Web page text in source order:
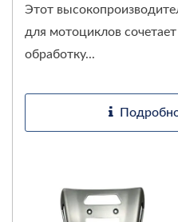
Этот
для мотоциклов
обработку...